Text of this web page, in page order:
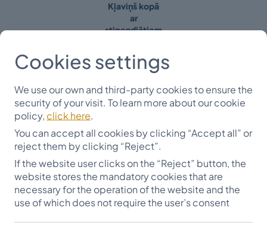
Kļaviņš kopā
ar
stipendiātiem
2023. gada 22. martā ziedotājs Andris Kļaviņš
aicināja savus stipendiātus uz svētku pusdienām
restorānā "Tinto".
Andris Kļaviņš ik gadu atbalsta 10 jauniešus, to vidū ir
topošie pedagogi, tulkotāji, vēsturnieki, jūrnieki,
gleznotāji un aktieri. Tikšanās laikā stipendiāti
uzzināja par dibināto stipendiju nozīmi un tuvinieku
dzīvesstāstiem.
Daugavpils Universitātes studiju programmas
"Pedagoģija" 4. kursa studnete Liene Austruma pēc
Cookies settings
We use our own and third-party cookies to ensure the
security of your visit. To learn more about our cookie
policy, click here.
You can accept all cookies by clicking “Accept all” or
reject them by clicking “Reject”.
If the website user clicks on the “Reject” button, the
website stores the mandatory cookies that are
necessary for the operation of the website and the
use of which does not require the user’s consent